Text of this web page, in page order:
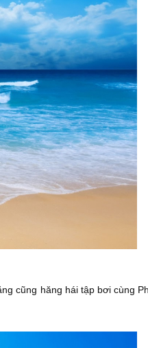
cũng hăng hái tập bơi cùng